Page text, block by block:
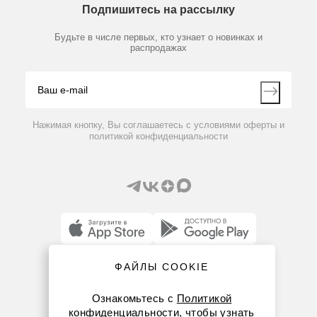
Производители
Мобильное приложение
Партнеры
Контакты
Подпишитесь на рассылку
Будьте в числе первых, кто узнает о новинках и
распродажах
Нажимая кнопку, Вы соглашаетесь с условиями оферты и
политикой конфиденциальности
8 (800) 234-05-08
8-863-303-55-00
ФАЙЛЫ COOKIE
Ознакомьтесь с Политикой
конфиденциальности, чтобы узнать